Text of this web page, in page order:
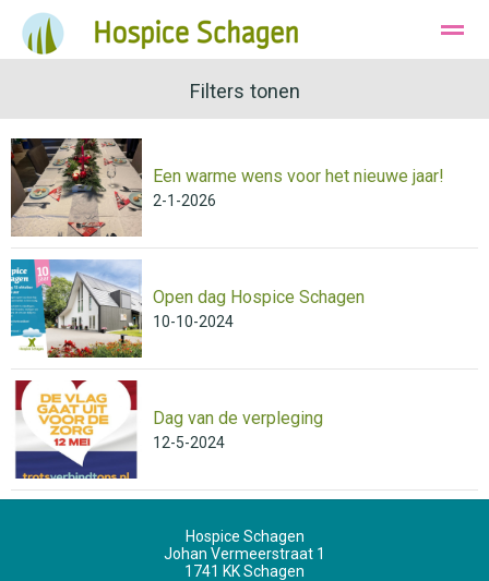
Huisvesting Wie zijn wij
Bellen Instagram E-mail
Filters tonen
Een warme wens voor het nieuwe jaar!
2-1-2026
Open dag Hospice Schagen
10-10-2024
Dag van de verpleging
12-5-2024
Hospice Schagen
Johan Vermeerstraat 1
1741 KKSchagen